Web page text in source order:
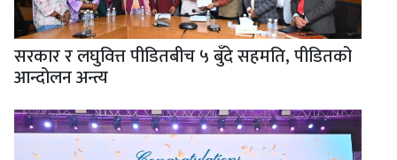
सरकार र लघुवित्त पीडितबीच ५ बुँदे सहमति, पीडितको
आन्दोलन अन्त्य